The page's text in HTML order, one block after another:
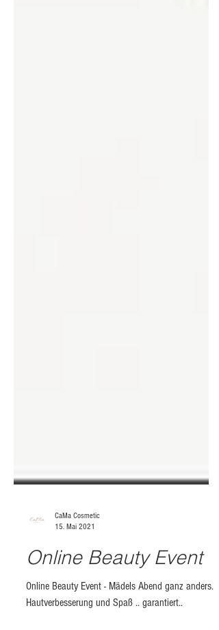
CaMa Cosmetic
15. Mai 2021
Online Beauty Event